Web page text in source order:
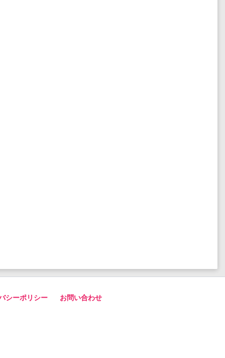
シーポリシー お問い合わせ